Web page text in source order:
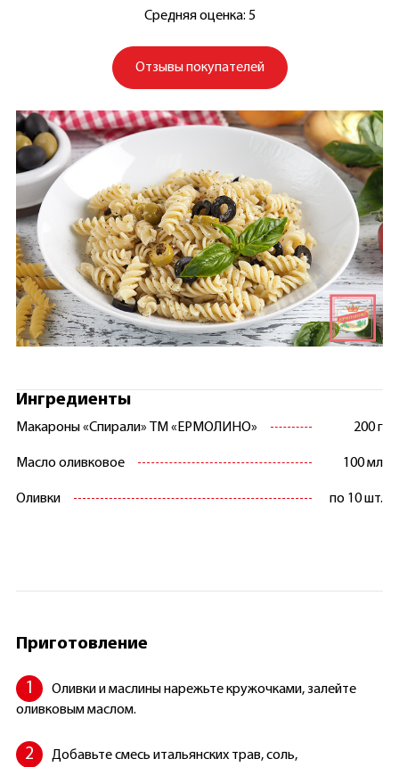
Средняя оценка: 5
Отзывы покупателей
Ингредиенты
Макароны «Спирали» ТМ «ЕРМОЛИНО» 200 г
Масло оливковое 100 мл
Оливки по 10 шт.
Приготовление
Оливки и маслины нарежьте кружочками, залейте
оливковым маслом.
Добавьте смесь итальянских трав, соль,